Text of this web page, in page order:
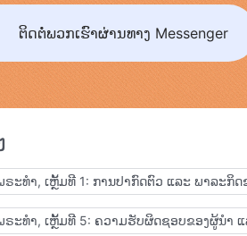
ສະພາບທີ່ເຮົາຕ້ອງການ. ແມ່ນແຕ່ມາດຕ
ດຈຸບັນ ເຊິ່ງເປັນຍຸກທີ່ຊາຕານສ້າງຄວາມ
ຈົນຮ່າງກາຍທັງໝົດຂອງພວກເຂົາ ຖືກປົ
ຂອງເຮົາ ອັນເນື່ອງມາຈາກຄວາມຊົ່ວຊ້າຂ
ຮົາ ເຮົາກໍຂ້ຽນຕີພວກເຂົາ; ເມື່ອພວກເຂົ
ວຍການເບິ່ງແຍງຢ່າງດີທີ່ສຸດ; ເມື່ອພວກເ
ງໃນສະຫວັນ ແລະ ແຜ່ນດິນໂລກ ແລະ ທຸ
ອພວກເຂົາເປັນພະຍານໃຫ້ກັບເຮົາ ແລະ
ກະທໍາ ແລະ ປະພຶດແມ່ນບໍ່ໄດ້ຖືກຄວບຄຸມ
ຕິດຕໍ່ພວກເຮົາຜ່ານທາງ Messenger
ຣະທຳ, ເຫຼັ້ມທີ 1: ການປາກົດຕົວ ແລະ ພາລະກິດ
ຣະທຳ, ເຫຼັ້ມທີ 5: ຄວາມຮັບຜິດຊອບຂອງຜູ້ນໍາ